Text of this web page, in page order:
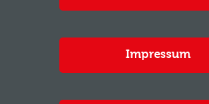
Impressum